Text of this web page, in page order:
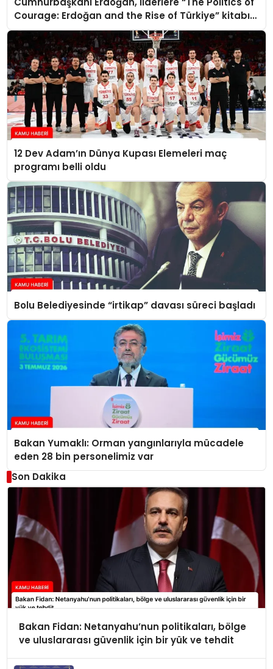
Courage: Erdoğan and the Rise of Türkiye” kitabını
takdim etti
12 Dev Adam’ın Dünya Kupası Elemeleri maç
programı belli oldu
Bolu Belediyesinde “irtikap” davası süreci başladı
Bakan Yumaklı: Orman yangınlarıyla mücadele
eden 28 bin personelimiz var
Son Dakika
Bakan Fidan: Netanyahu’nun politikaları, bölge
ve uluslararası güvenlik için bir yük ve tehdit